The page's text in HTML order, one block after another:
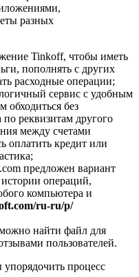
разных
Tinkoff, чтобы иметь
пополнять с других
расходные операции;
сервис с удобным
без
по реквизитам другого
между счетами
оплатить кредит или
предложен вариант
операций,
компьютера и
ru-ru/p/
найти файл для
пользователей.
процесс